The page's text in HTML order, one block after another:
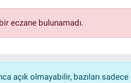
eczane bulunamadı.
açık olmayabilir, bazıları